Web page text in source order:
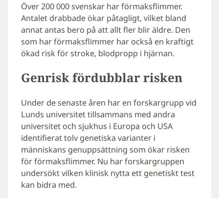
Över 200 000 svenskar har förmaksflimmer.
Antalet drabbade ökar påtagligt, vilket bland
annat antas bero på att allt fler blir äldre. Den
som har förmaksflimmer har också en kraftigt
ökad risk för stroke, blodpropp i hjärnan.
Genrisk fördubblar risken
Under de senaste åren har en forskargrupp vid
Lunds universitet tillsammans med andra
universitet och sjukhus i Europa och USA
identifierat tolv genetiska varianter i
människans genuppsättning som ökar risken
för förmaksflimmer. Nu har forskargruppen
undersökt vilken klinisk nytta ett genetiskt test
kan bidra med.